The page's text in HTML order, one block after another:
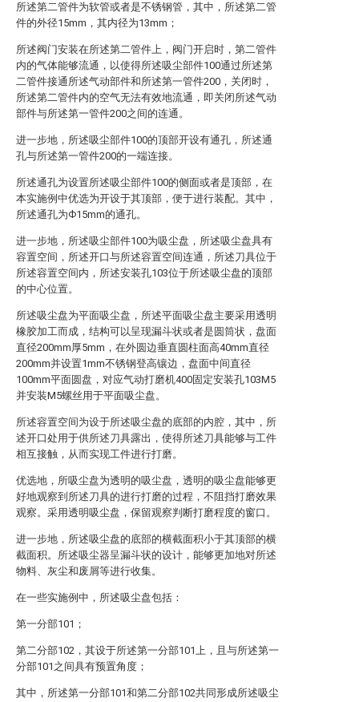
所述第二管件为软管或者是不锈钢管，其中，所述第二管
件的外径15mm，其内径为13mm；
所述阀门安装在所述第二管件上，阀门开启时，第二管件
内的气体能够流通，以使得所述吸尘部件100通过所述第
二管件接通所述气动部件和所述第一管件200，关闭时，
所述第二管件内的空气无法有效地流通，即关闭所述气动
部件与所述第一管件200之间的连通。
进一步地，所述吸尘部件100的顶部开设有通孔，所述通
孔与所述第一管件200的一端连接。
所述通孔为设置所述吸尘部件100的侧面或者是顶部，在
本实施例中优选为开设于其顶部，便于进行装配。其中，
所述通孔为Ф15mm的通孔。
进一步地，所述吸尘部件100为吸尘盘，所述吸尘盘具有
容置空间，所述开口与所述容置空间连通，所述刀具位于
所述容置空间内，所述安装孔103位于所述吸尘盘的顶部
的中心位置。
所述吸尘盘为平面吸尘盘，所述平面吸尘盘主要采用透明
橡胶加工而成，结构可以呈现漏斗状或者是圆筒状，盘面
直径200mm厚5mm，在外圆边垂直圆柱面高40mm直径
200mm并设置1mm不锈钢登高镶边，盘面中间直径
100mm平面圆盘，对应气动打磨机400固定安装孔103M5
并安装M5螺丝用于平面吸尘盘。
所述容置空间为设于所述吸尘盘的底部的内腔，其中，所
述开口处用于供所述刀具露出，使得所述刀具能够与工件
相互接触，从而实现工件进行打磨。
优选地，所吸尘盘为透明的吸尘盘，透明的吸尘盘能够更
好地观察到所述刀具的进行打磨的过程，不阻挡打磨效果
观察。采用透明吸尘盘，保留观察判断打磨程度的窗口。
进一步地，所述吸尘盘的底部的横截面积小于其顶部的横
截面积。所述吸尘器呈漏斗状的设计，能够更加地对所述
物料、灰尘和废屑等进行收集。
在一些实施例中，所述吸尘盘包括：
第一分部101；
第二分部102，其设于所述第一分部101上，且与所述第一
分部101之间具有预置角度；
其中，所述第一分部101和第二分部102共同形成所述吸尘